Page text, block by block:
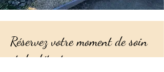
Réservez votre moment de soin
et de détente